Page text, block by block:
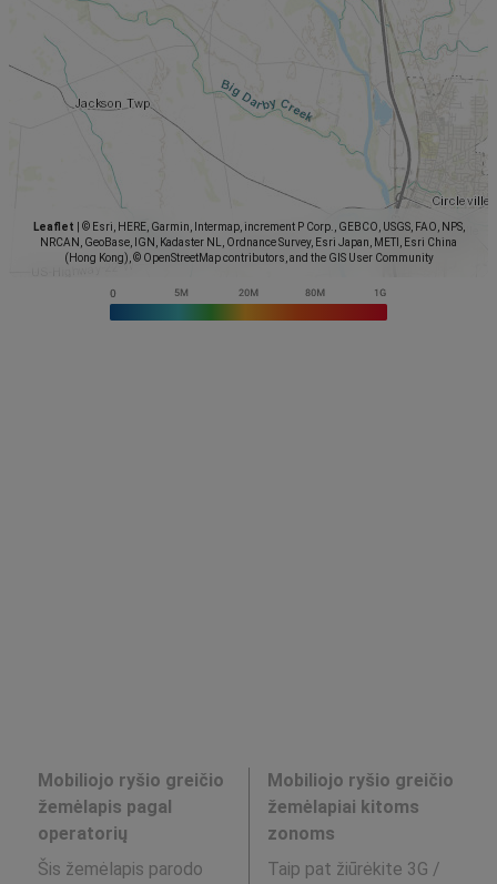
Leaflet
© Esri, HERE, Garmin, Intermap, increment P Corp., GEBCO, USGS, FAO, NPS,
NRCAN, GeoBase, IGN, Kadaster NL, Ordnance Survey, Esri Japan, METI, Esri China
(Hong Kong), © OpenStreetMap contributors, and the GIS User Community
Mobiliojo ryšio greičio
žemėlapis pagal
operatorių
Šis žemėlapis parodo
Mobiliojo ryšio greičio
žemėlapiai kitoms
zonoms
Taip pat žiūrėkite 3G /